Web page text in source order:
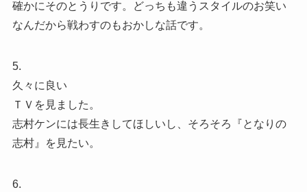
確かにそのとうりです。どっちも違うスタイルのお笑い
なんだから戦わすのもおかしな話です。
5.
久々に良い
ＴＶを見ました。
志村ケンには長生きしてほしいし、そろそろ『となりの
志村』を見たい。
6.